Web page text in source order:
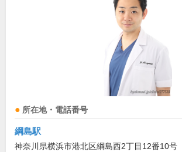
所在地・電話番号
綱島駅
神奈川県横浜市港北区綱島西2丁目12番10号